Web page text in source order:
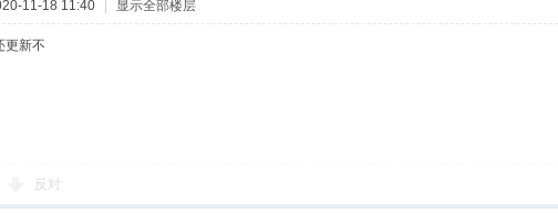
11-18 11:40 | 显示全部楼层
更新不
反对